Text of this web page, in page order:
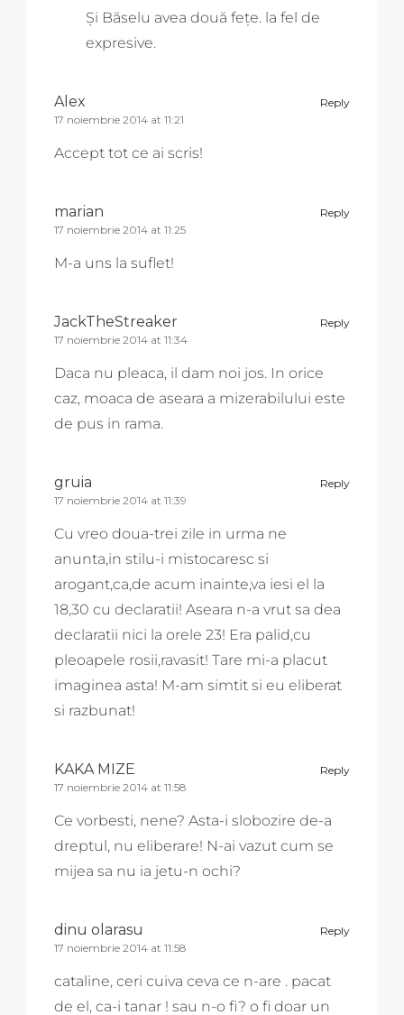
Și Băselu avea două fețe. la fel de
expresive.
Reply
Alex
17 noiembrie 2014 at 11:21
Accept tot ce ai scris!
Reply
marian
17 noiembrie 2014 at 11:25
M-a uns la suflet!
Reply
JackTheStreaker
17 noiembrie 2014 at 11:34
Daca nu pleaca, il dam noi jos. In orice
caz, moaca de aseara a mizerabilului este
de pus in rama.
Reply
gruia
17 noiembrie 2014 at 11:39
Cu vreo doua-trei zile in urma ne
anunta,in stilu-i mistocaresc si
arogant,ca,de acum inainte,va iesi el la
18,30 cu declaratii! Aseara n-a vrut sa dea
declaratii nici la orele 23! Era palid,cu
pleoapele rosii,ravasit! Tare mi-a placut
imaginea asta! M-am simtit si eu eliberat
si razbunat!
Reply
KAKA MIZE
17 noiembrie 2014 at 11:58
Ce vorbesti, nene? Asta-i slobozire de-a
dreptul, nu eliberare! N-ai vazut cum se
mijea sa nu ia jetu-n ochi?
Reply
dinu olarasu
17 noiembrie 2014 at 11:58
cataline, ceri cuiva ceva ce n-are . pacat
de el, ca-i tanar ! sau n-o fi? o fi doar un